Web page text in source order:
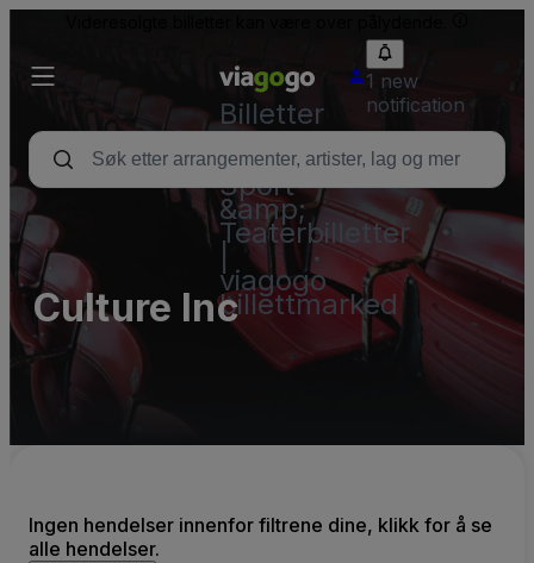
Billetter
–
Konsert,
Sport
&amp;
Teaterbilletter
viagogo
billettmarked
1 new
notification
Culture Inc
Ingen hendelser innenfor filtrene dine, klikk for å se
alle hendelser.